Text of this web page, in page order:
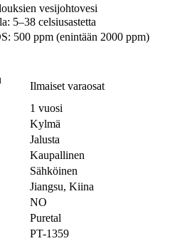
vesijohtovesi
5–38 celsiusastetta
500 ppm (enintään 2000 ppm)
Ilmaiset varaosat
1 vuosi
Kylmä
Jalusta
Kaupallinen
Sähköinen
Jiangsu, Kiina
NO
Puretal
PT-1359